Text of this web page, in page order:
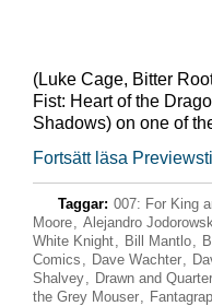
(Luke Cage, Bitter
Fist: Heart of the
Shadows) on one of
Fortsätt läsa
Taggar: 007: For King
Moore, Alejandro
White Knight, Bill Mantlo,
Comics , Dave Wachter,
Shalvey, Drawn and
the Grey Mouser,